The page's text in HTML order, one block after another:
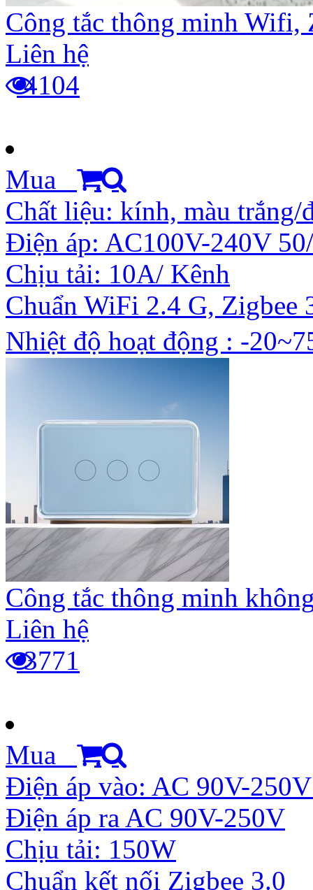
Công tắc thông minh Wifi,
Liên hệ
4104
Mua
Chất liệu: kính, màu trắng/
Điện áp: AC100V-240V
Chịu tải: 10A/ Kênh
Chuẩn WiFi 2.4 G, Zigbee
Nhiệt độ hoạt động : -
Công tắc thông minh
Liên hệ
3771
Mua
Điện áp vào: AC 90V-
Điện áp ra AC 90V-250V
Chịu tải: 150W
Chuẩn kết nối Zigbee 3.0